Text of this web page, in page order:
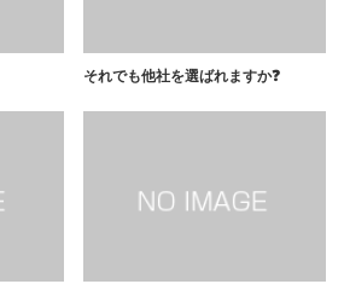
それでも他社を選ばれますか❓